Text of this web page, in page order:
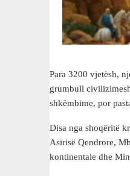
Para 3200 vjetësh,
grumbull
shkëmbime, por
Disa nga shoqëritë
Asirisë Qendrore,
kontinentale dhe